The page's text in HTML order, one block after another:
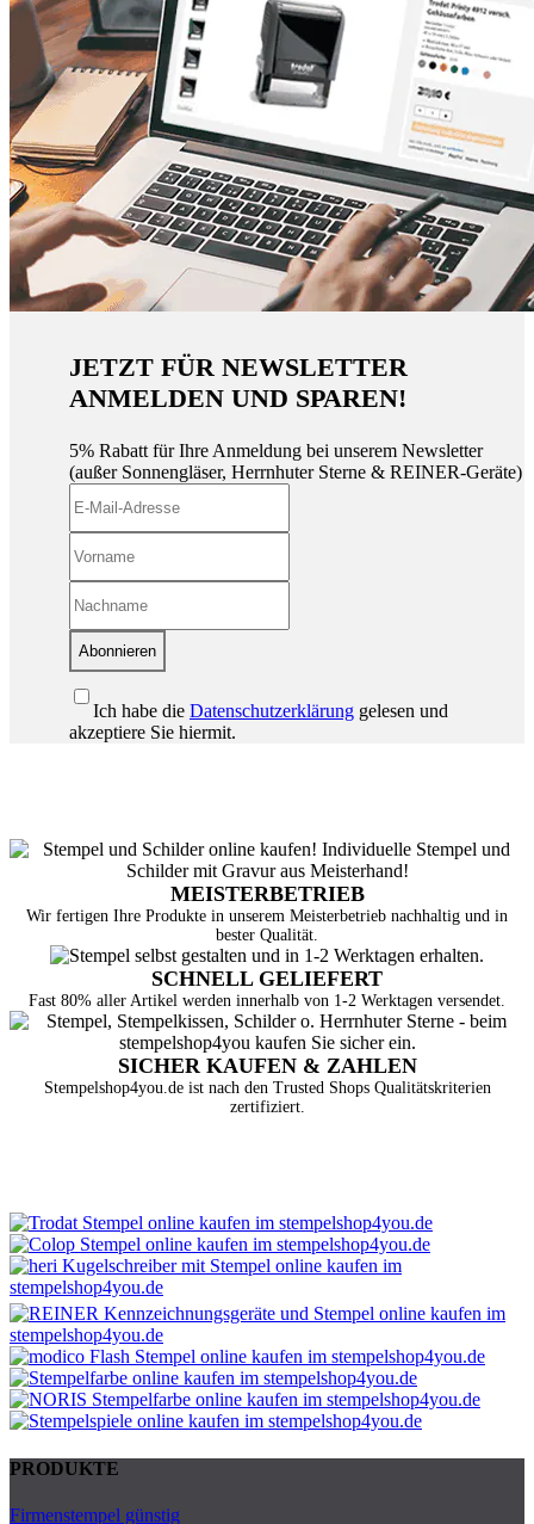
JETZT FÜR NEWSLETTER
ANMELDEN UND SPAREN!
5% Rabatt für Ihre Anmeldung bei unserem Newsletter
(außer Sonnengläser, Herrnhuter Sterne & REINER-Geräte)
Abonnieren
Ich habe die Datenschutzerklärung gelesen und
akzeptiere Sie hiermit.
MEISTERBETRIEB
Wir fertigen Ihre Produkte in unserem Meisterbetrieb nachhaltig und in
bester Qualität.
SCHNELL GELIEFERT
Fast 80% aller Artikel werden innerhalb von 1-2 Werktagen versendet.
SICHER KAUFEN & ZAHLEN
Stempelshop4you.de ist nach den Trusted Shops Qualitätskriterien
zertifiziert.
PRODUKTE
Firmenstempel günstig